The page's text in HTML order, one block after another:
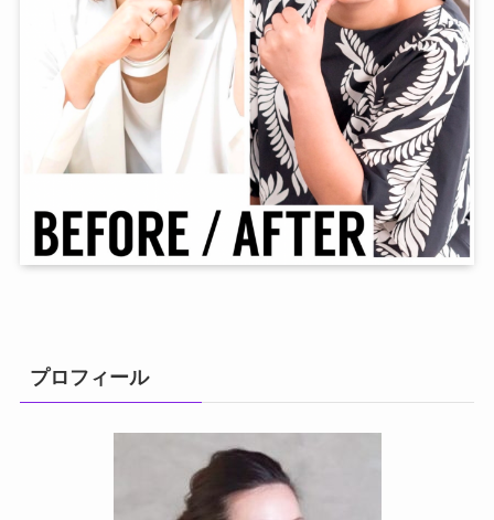
プロフィール